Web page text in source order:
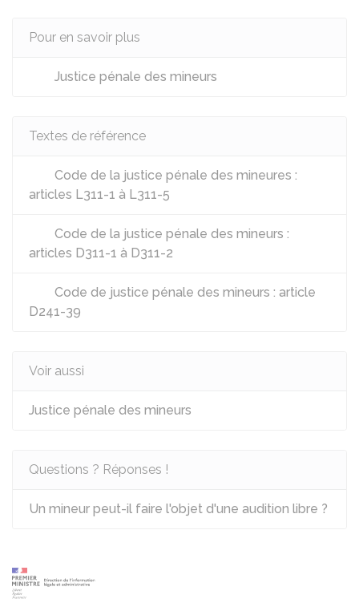
Pour en savoir plus
Justice pénale des mineurs
Textes de référence
Code de la justice pénale des mineures :
articles L311-1 à L311-5
Code de la justice pénale des mineurs :
articles D311-1 à D311-2
Code de justice pénale des mineurs : article
D241-39
Voir aussi
Justice pénale des mineurs
Questions ? Réponses !
Un mineur peut-il faire l'objet d'une audition libre ?